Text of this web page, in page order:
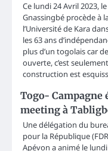
Ce lundi 24 Avril 2023,
Gnassingbé procède à
l’Université de Kara
les 63 ans
plus d’un togolais car
ouverte, c’est
construction est
Togo- Campagne
meeting à
Une délégation du
pour la République
Apévon a animé le